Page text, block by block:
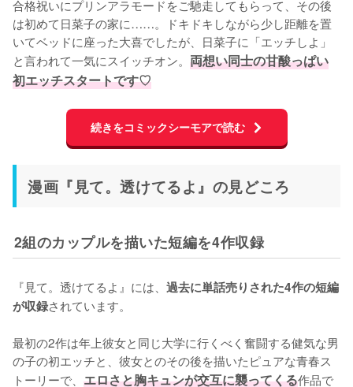
合格祝いにプリンアラモードをご馳走してもらって、その後
は初めて日菜子の家に……。ドキドキしながら少し距離を置
いてベッドに座った大喜でしたが、日菜子に「エッチしよ」
と言われて一気にスイッチオン。 両想い同士の甘酸っぱい
初エッチスタートです♡
続きをコミックシーモアで読む
漫画『見て。透けてるよ』の見どころ
2組のカップルを描いた短編を4作収録
『見て。透けてるよ』には、 過去に単話売りされた4作の短編
が収録されています。
最初の2作は年上彼女と同じ大学に行くべく奮闘する健気な男
の子の初エッチと、彼女とのその後を描いたピュアな青春ス
トーリーで、 エロさと胸キュンが交互に襲ってくる作品で